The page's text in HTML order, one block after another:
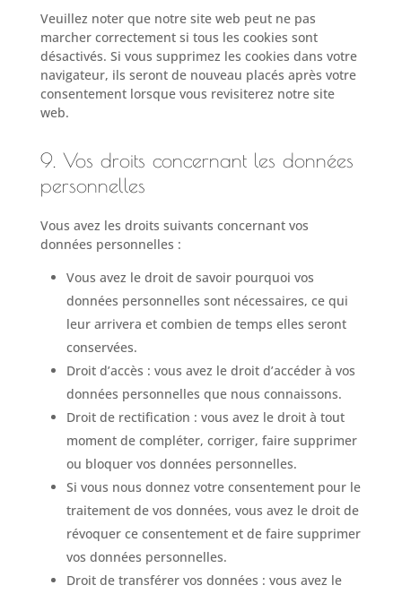
Veuillez noter que notre site web peut ne pas
marcher correctement si tous les cookies sont
désactivés. Si vous supprimez les cookies dans votre
navigateur, ils seront de nouveau placés après votre
consentement lorsque vous revisiterez notre site
web.
9. Vos droits concernant les données
personnelles
Vous avez les droits suivants concernant vos
données personnelles :
Vous avez le droit de savoir pourquoi vos
données personnelles sont nécessaires, ce qui
leur arrivera et combien de temps elles seront
conservées.
Droit d’accès : vous avez le droit d’accéder à vos
données personnelles que nous connaissons.
Droit de rectification : vous avez le droit à tout
moment de compléter, corriger, faire supprimer
ou bloquer vos données personnelles.
Si vous nous donnez votre consentement pour le
traitement de vos données, vous avez le droit de
révoquer ce consentement et de faire supprimer
vos données personnelles.
Droit de transférer vos données : vous avez le